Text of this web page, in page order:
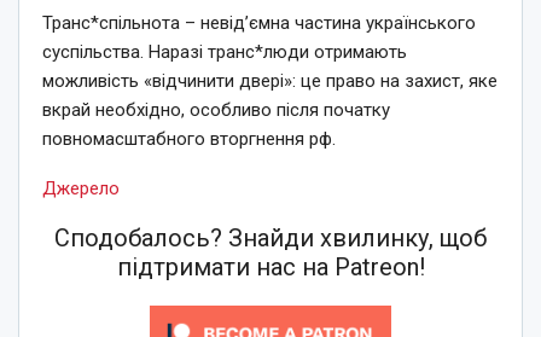
Транс*спільнота – невід’ємна частина українського
суспільства. Наразі транс*люди отримають
можливість «відчинити двері»: це право на захист, яке
вкрай необхідно, особливо після початку
повномасштабного вторгнення рф.
Джерело
Сподобалось? Знайди хвилинку, щоб
підтримати нас на Patreon!